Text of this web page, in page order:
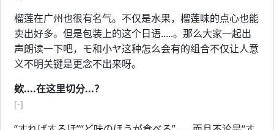
榴莲在广州也很有名气。不仅是水果，榴莲味的点心也能
卖出好多。但是包装上的这个日语.....。那么大家一起出
声朗读一下吧，モ和小ヤ这种怎么会有的组合不仅让人意
义不明关键是更念不出来呀。
欸....在这里切分...？
[-]